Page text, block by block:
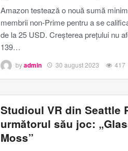
Amazon testează o nouă sumă
membrii non-Prime pentru a se
de la 25 USD. Creșterea prețului nu
139…
by admin 30 august 2023 417
Studioul VR din Seattle
următorul său joc:
Moss”